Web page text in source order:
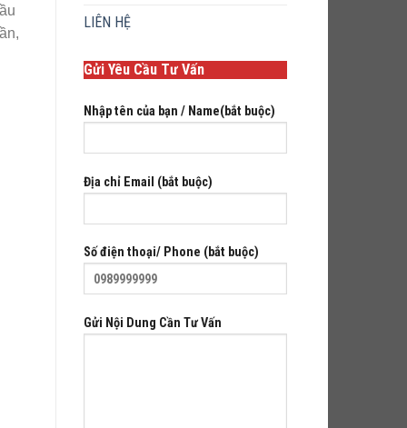
LIÊN HỆ
Gửi Yêu Cầu Tư Vấn
Nhập tên của bạn / Name(bắt buộc)
Địa chỉ Email (bắt buộc)
Số điện thoại/ Phone (bắt buộc)
Gửi Nội Dung Cần Tư Vấn